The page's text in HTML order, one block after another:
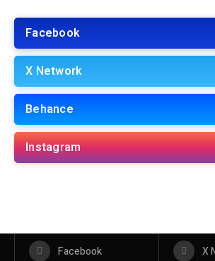
Facebook
X Network
Behance
Instagram
Facebook X